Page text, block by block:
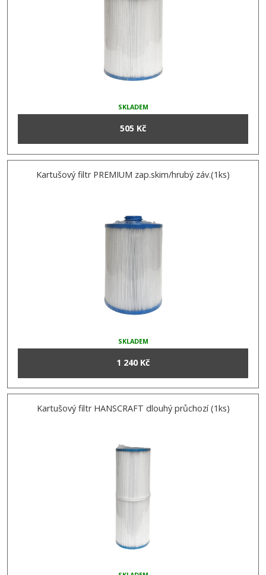
SKLADEM
505 Kč
Kartušový filtr PREMIUM zap.skim/hrubý záv.(1ks)
SKLADEM
1 240 Kč
Kartušový filtr HANSCRAFT dlouhý průchozí (1ks)